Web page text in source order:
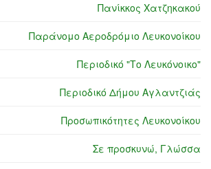
Πανίκκος Χατζηκακού
Παράνομο Αεροδρόμιο Λευκονοίκου
Περιοδικό "Το Λευκόνοικο"
Περιοδικό Δήμου Αγλαντζιάς
Προσωπικότητες Λευκονοίκου
Σε προσκυνώ, Γλώσσα